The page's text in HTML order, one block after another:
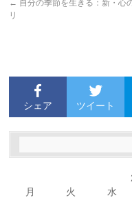
← 自分の季節を生きる：新・心
リ
シェア ツイート
月
火 水